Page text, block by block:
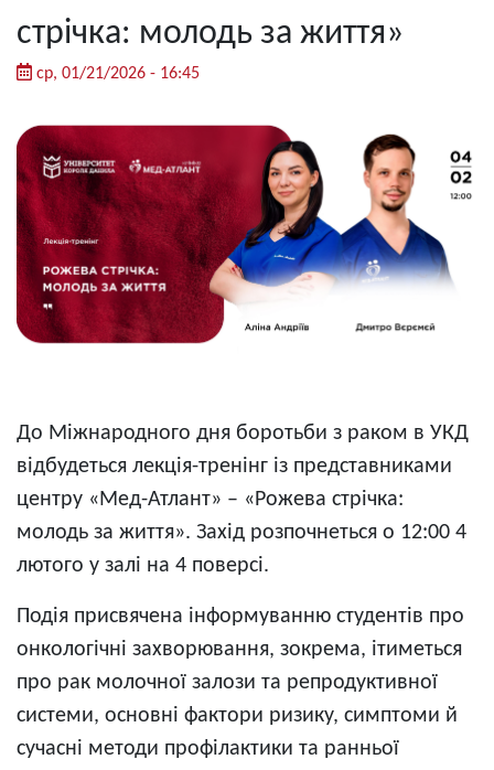
стрічка: молодь за життя»
ср, 01/21/2026 - 16:45
До Міжнародного дня боротьби з раком в УКД
відбудеться лекція-тренінг із представниками
центру «Мед-Атлант» – «Рожева стрічка:
молодь за життя». Захід розпочнеться о 12:00 4
лютого у залі на 4 поверсі.
Подія присвячена інформуванню студентів про
онкологічні захворювання, зокрема, ітиметься
про рак молочної залози та репродуктивної
системи, основні фактори ризику, симптоми й
сучасні методи профілактики та ранньої